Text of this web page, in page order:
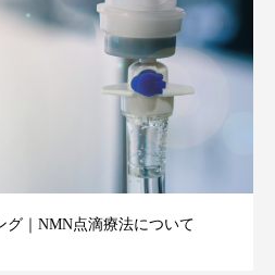
グ｜NMN点滴療法について